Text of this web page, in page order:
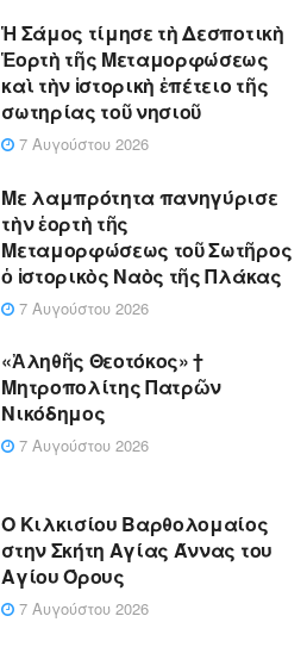
Ἡ Σάμος τίμησε τὴ Δεσποτικὴ
Ἑορτὴ τῆς Μεταμορφώσεως
καὶ τὴν ἱστορικὴ ἐπέτειο τῆς
σωτηρίας τοῦ νησιοῦ
7 Αυγούστου 2026
Με λαμπρότητα πανηγύρισε
τὴν ἑορτὴ τῆς
Μεταμορφώσεως τοῦ Σωτῆρος
ὁ ἱστορικὸς Ναὸς τῆς Πλάκας
7 Αυγούστου 2026
«Ἀληθῆς Θεοτόκος» †
Μητροπολίτης Πατρῶν
Νικόδημος
7 Αυγούστου 2026
Ο Κιλκισίου Βαρθολομαίος
στην Σκήτη Αγίας Άννας του
Αγίου Όρους
7 Αυγούστου 2026